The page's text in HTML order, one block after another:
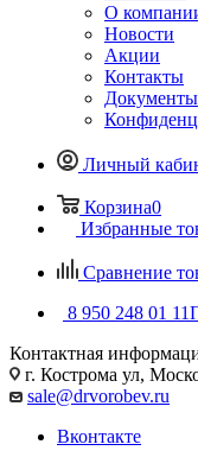
О
Новости
Акции
Контакты
Документы
Личный
Корзина0
Избранные
Сравнение
8 950 248 01 11
Контактная
г. Кострома ул,
sale@drvorobev.ru
Вконтакте